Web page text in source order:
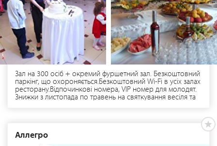
Зал на 300 осіб + окремий фуршетний зал. Безкоштовний
паркінг, що охороняється.Безкоштовний Wi-Fi в усіх залах
ресторану.Відпочинкові номера, VIP номер для молодят.
Знижки з листопада по травень на святкування весіля та
Аллегро